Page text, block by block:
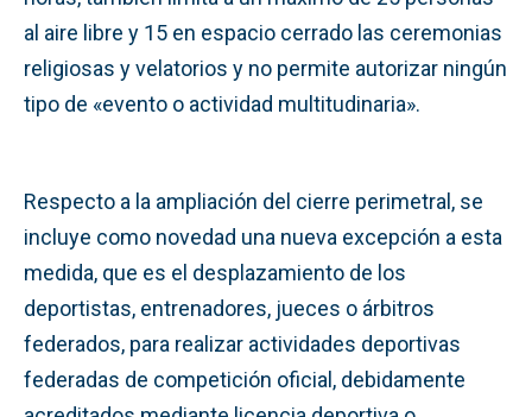
al aire libre y 15 en espacio cerrado las ceremonias
religiosas y velatorios y no permite autorizar ningún
tipo de «evento o actividad multitudinaria».
Respecto a la ampliación del cierre perimetral, se
incluye como novedad una nueva excepción a esta
medida, que es el desplazamiento de los
deportistas, entrenadores, jueces o árbitros
federados, para realizar actividades deportivas
federadas de competición oficial, debidamente